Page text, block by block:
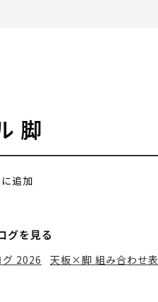
脚
追加
グを見る
2026 天板×脚 組み合わせ表